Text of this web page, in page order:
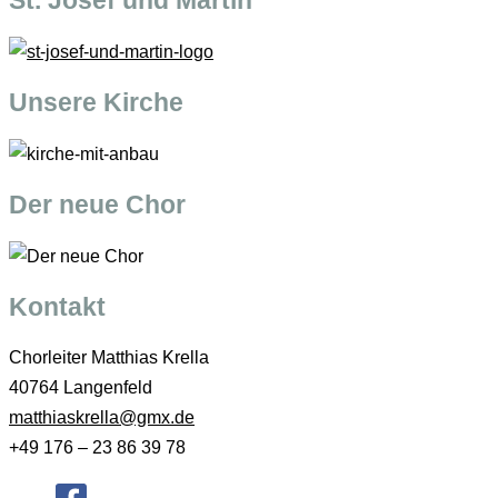
Unsere Kirche
Der neue Chor
Kontakt
Chorleiter Matthias Krella
40764 Langenfeld
matthiaskrella@gmx.de
+49 176 – 23 86 39 78